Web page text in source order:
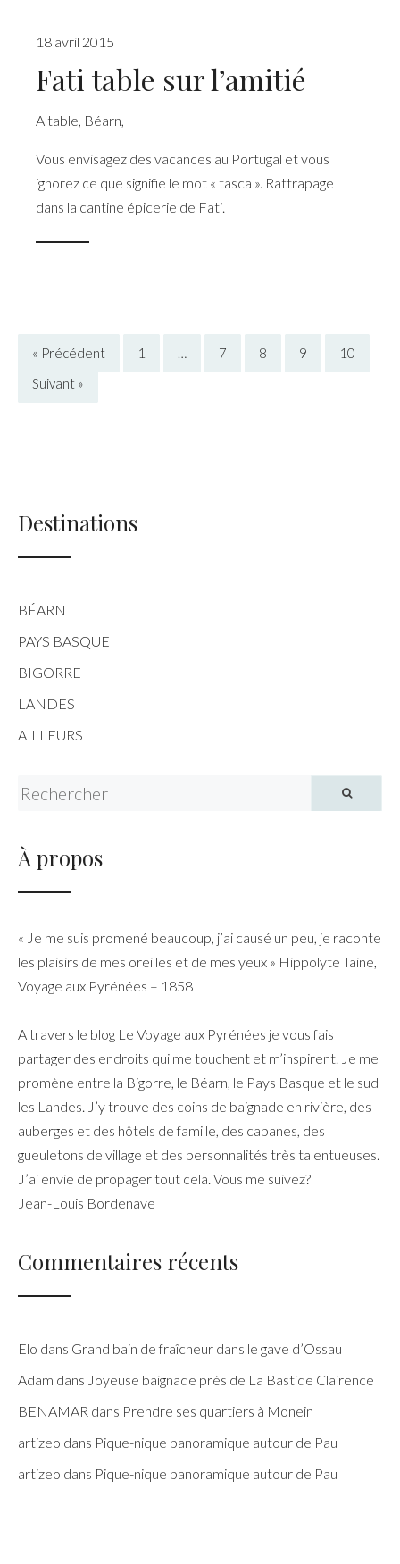
18 avril 2015
Fati table sur l’amitié
A table Béarn
Vous envisagez des vacances au Portugal et vous
ignorez ce que signifie le mot « tasca ». Rattrapage
dans la cantine épicerie de Fati.
« Précédent 1 … 7 8 9
10
Suivant »
Destinations
BÉARN
PAYS BASQUE
BIGORRE
LANDES
AILLEURS
Search for:
À propos
« Je me suis promené beaucoup, j’ai causé un peu, je raconte
les plaisirs de mes oreilles et de mes yeux » Hippolyte Taine,
Voyage aux Pyrénées – 1858
A travers le blog Le Voyage aux Pyrénées je vous fais
partager des endroits qui me touchent et m’inspirent. Je me
promène entre la Bigorre, le Béarn, le Pays Basque et le sud
les Landes. J’y trouve des coins de baignade en rivière, des
auberges et des hôtels de famille, des cabanes, des
gueuletons de village et des personnalités très talentueuses.
J’ai envie de propager tout cela. Vous me suivez?
Jean-Louis Bordenave
Commentaires récents
Elo dans Grand bain de fraîcheur dans le gave d’Ossau
Adam dans Joyeuse baignade près de La Bastide Clairence
BENAMAR dans Prendre ses quartiers à Monein
artizeo dans Pique-nique panoramique autour de Pau
artizeo dans Pique-nique panoramique autour de Pau